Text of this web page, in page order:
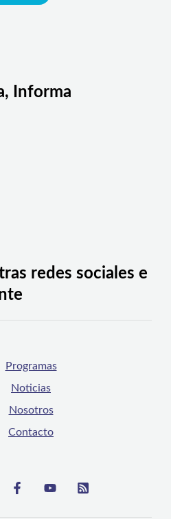
Informa
redes sociales e
Programas
Noticias
Nosotros
Contacto